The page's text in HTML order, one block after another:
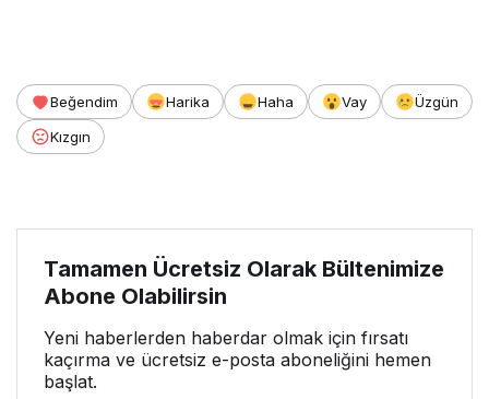
Beğendim Harika Haha Vay
Üzgün
Kızgın
Tamamen Ücretsiz Olarak Bültenimize
Abone Olabilirsin
Yeni haberlerden haberdar olmak için fırsatı
kaçırma ve ücretsiz e-posta aboneliğini hemen
başlat.